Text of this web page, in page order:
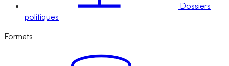
Dossiers
politiques
Formats